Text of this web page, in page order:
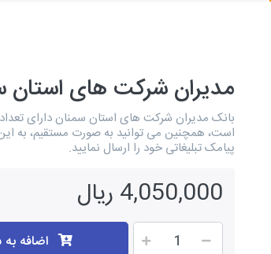
مدیران شرکت های استان
است، همچنین می توانید به صورت مستقیم، به
پیامک تبلیغاتی خود را ارسال نمایید.
4,050,000 ریال
اضافه